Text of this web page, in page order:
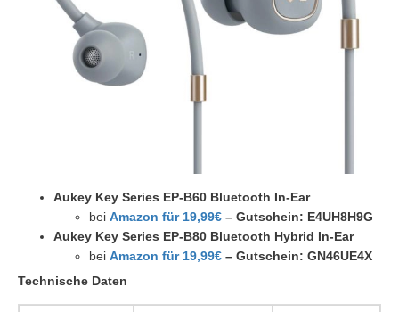
Aukey Key Series EP-B60 Bluetooth In-Ear
bei Amazon für 19,99€ – Gutschein: E4UH8H9G
Aukey Key Series EP-B80 Bluetooth Hybrid In-Ear
bei Amazon für 19,99€ – Gutschein: GN46UE4X
Technische Daten